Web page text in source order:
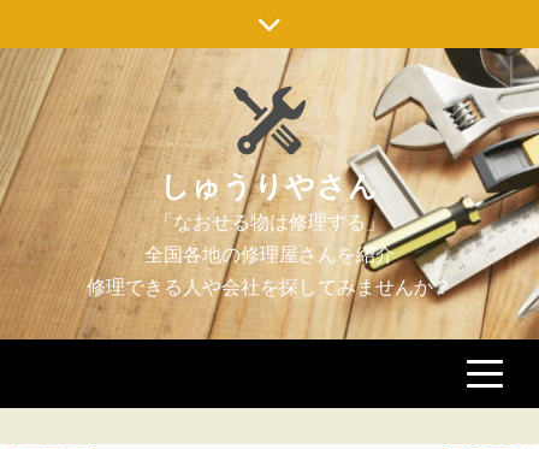
to
content
しゅうりやさん